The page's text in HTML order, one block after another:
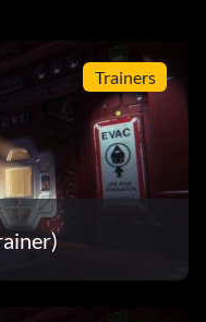
avec le détecteur
un objet
tuer d'humains.
Réaliser 10
Trainers